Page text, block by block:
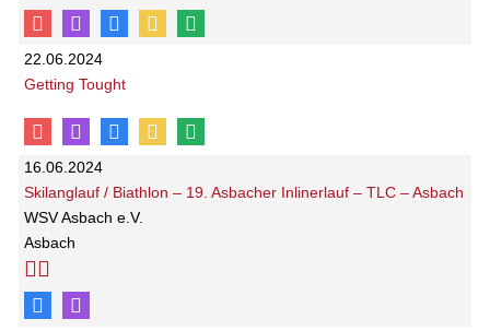
22.06.2024
Getting Tought
16.06.2024
Skilanglauf / Biathlon – 19. Asbacher Inlinerlauf – TLC – Asbach
WSV Asbach e.V.
Asbach